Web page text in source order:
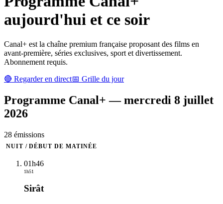
aujourd'hui et ce soir
Canal+ est la chaîne premium française proposant des films en
avant-première, séries exclusives, sport et divertissement.
Abonnement requis.
🔴 Regarder en direct📅 Grille du jour
Programme Canal+ —mercredi 8 juillet
2026
28 émissions
NUIT / DÉBUT DE MATINÉE
01h46
1h51
Sirât